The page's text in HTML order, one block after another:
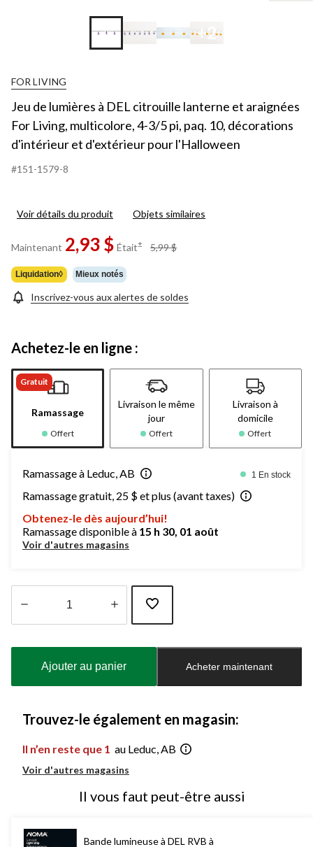
+2
FOR LIVING
Jeu de lumières à DEL citrouille lanterne et araignées
For Living, multicolore, 4-3/5 pi, paq. 10, décorations
d'intérieur et d'extérieur pour l'Halloween
#151-1579-8
Voir détails du produit Objets similaires
Maintenant 2,93 $ Était± 5,99 $
Liquidation◊ Mieux notés
Inscrivez-vous aux alertes de soldes
Achetez-le en ligne :
Gratuit
Ramassage
Offert
Livraison le même
jour
Offert
Livraison à
domicile
Offert
Ramassage à Leduc, AB 1 En stock
Ramassage gratuit, 25 $ et plus (avant taxes)
Obtenez-le dès aujourd’hui!
Ramassage disponible à 15 h 30, 01 août
Voir d'autres magasins
à
Ajouter au panier Acheter maintenant
Trouvez-le également en magasin:
Il n’en reste que 1 au Leduc, AB
Voir d'autres magasins
Il vous faut peut-être aussi
Bande lumineuse à DEL RVB à